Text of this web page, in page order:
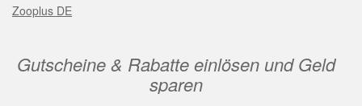
Zooplus DE
Gutscheine & Rabatte einlösen und Geld
sparen